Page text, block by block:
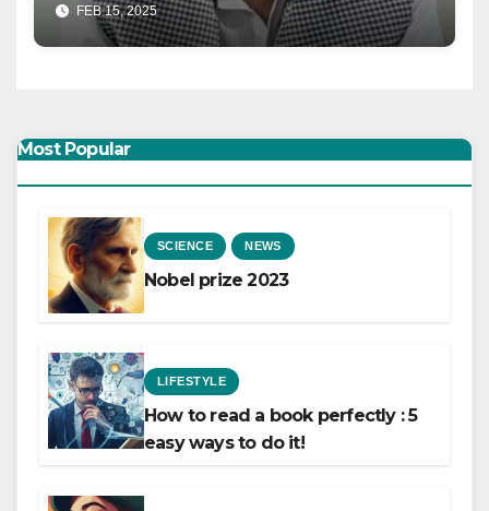
FEB 15, 2025
Most Popular
SCIENCE NEWS
Nobel prize 2023
LIFESTYLE
How to read a book perfectly : 5
easy ways to do it!